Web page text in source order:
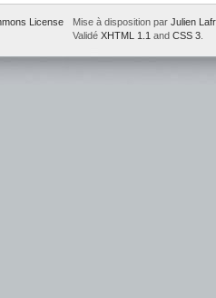
Mise à disposition par Julien
Validé XHTML 1.1 and CSS 3